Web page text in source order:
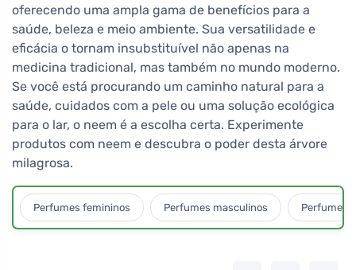
oferecendo uma ampla gama de benefícios para a
saúde, beleza e meio ambiente. Sua versatilidade e
eficácia o tornam insubstituível não apenas na
medicina tradicional, mas também no mundo moderno.
Se você está procurando um caminho natural para a
saúde, cuidados com a pele ou uma solução ecológica
para o lar, o neem é a escolha certa. Experimente
produtos com neem e descubra o poder desta árvore
milagrosa.
Perfumes femininos Perfumes masculinos Perfumes